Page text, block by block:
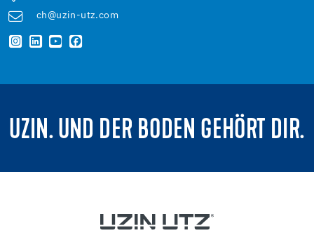
ch@uzin-utz.com
UZIN. UND DER BODEN GEHÖRT DIR.